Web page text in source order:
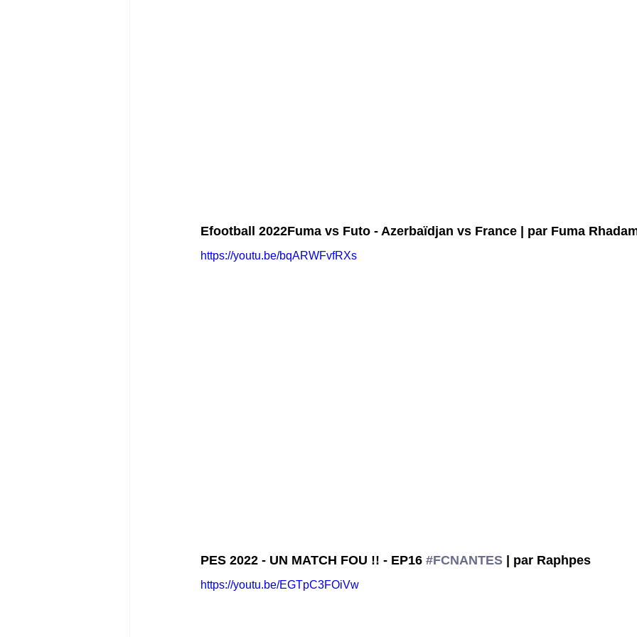
Efootball 2022Fuma vs Futo - Azerbaïdjan vs France | par Fuma
https://youtu.be/bqARWFvfRXs
PES 2022 - UN MATCH FOU !! - EP16 #FCNANTES | par Raphpes
https://youtu.be/EGTpC3FOiVw